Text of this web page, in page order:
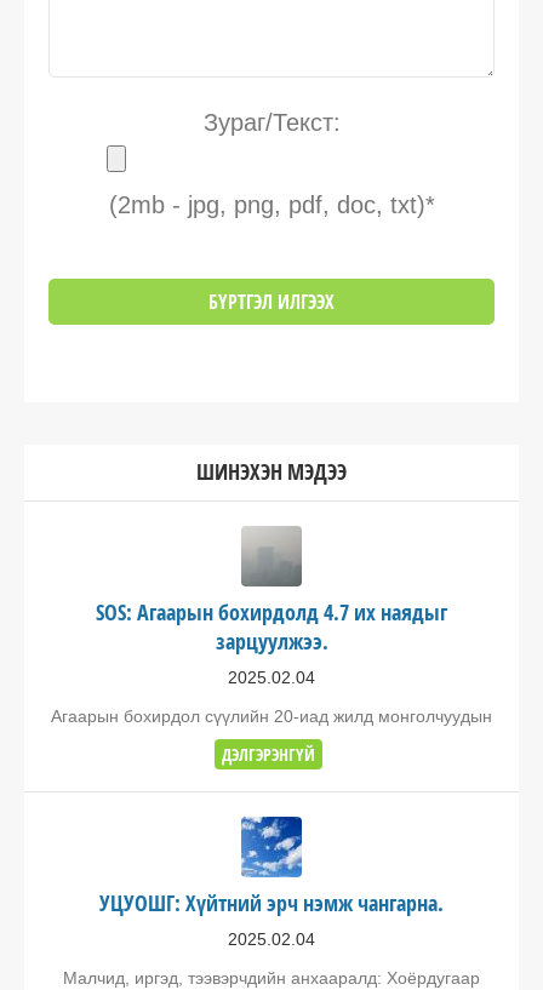
Зураг/Текст:
(2mb - jpg, png, pdf, doc, txt)*
ШИНЭХЭН МЭДЭЭ
SOS: Агаарын бохирдолд 4.7 их наядыг
зарцуулжээ.
2025.02.04
Агаарын бохирдол сүүлийн 20-иад жилд монголчуудын
ДЭЛГЭРЭНГҮЙ
УЦУОШГ: Хүйтний эрч нэмж чангарна.
2025.02.04
Малчид, иргэд, тээвэрчдийн анхааралд: Хоёрдугаар